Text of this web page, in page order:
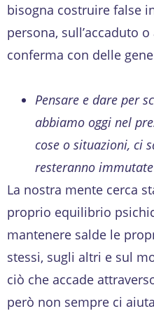
bisogna costruire false
persona, sull’accaduto
conferma con delle
Pensare e dare per
abbiamo oggi nel
cose o situazioni, ci
resteranno
La nostra mente cerca
proprio equilibrio
mantenere salde le
stessi, sugli altri e sul
ciò che accade
però non sempre ci